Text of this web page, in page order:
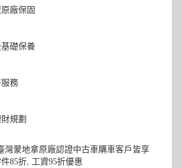
廠保固
基礎保養
服務
規劃
灣蒙地拿原廠認證中古車購車客戶皆享
85折, 工資95折優惠